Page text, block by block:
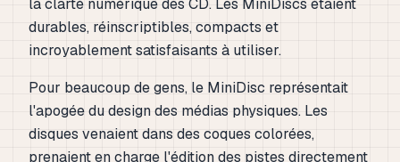
la clarté numérique des CD. Les MiniDiscs étaient
durables, réinscriptibles, compacts et
incroyablement satisfaisants à utiliser.
Pour beaucoup de gens, le MiniDisc représentait
l'apogée du design des médias physiques. Les
disques venaient dans des coques colorées,
prenaient en charge l'édition des pistes directement